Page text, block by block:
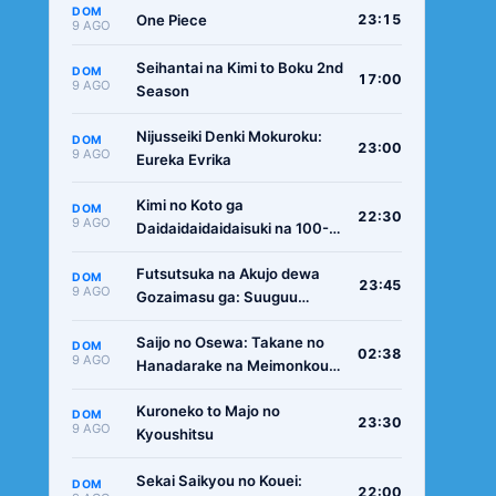
DOM
9 AGO One Piece 23:15
DOM
9 AGO
Seihantai na Kimi to Boku 2nd
Season
17:00
DOM
9 AGO
Nijusseiki Denki Mokuroku:
Eureka Evrika
23:00
DOM
9 AGO
Kimi no Koto ga
Daidaidaidaidaisuki na 100-
22:30
DOM
9 AGO
Futsutsuka na Akujo dewa
Gozaimasu ga: Suuguu
23:45
DOM
9 AGO
Saijo no Osewa: Takane no
Hanadarake na Meimonkou
(Seikatsu Nouryoku Kaimu)
wo Kagenagara Osewa suru
02:38
DOM
9 AGO
Kuroneko to Majo no
Kyoushitsu
23:30
DOM
Sekai Saikyou no Kouei:
22:00